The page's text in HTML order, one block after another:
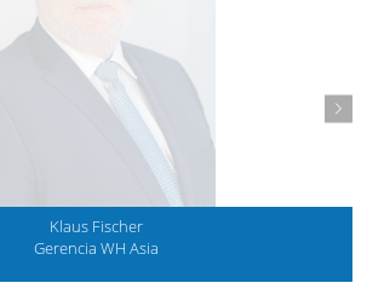
Klaus Fischer
Gerencia WH Asia